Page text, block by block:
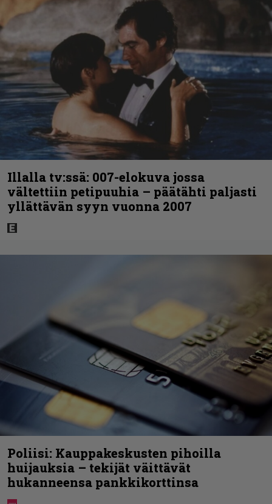
Illalla tv:ssä: 007-elokuva jossa
vältettiin petipuuhia – päätähti paljasti
yllättävän syyn vuonna 2007
Poliisi: Kauppakeskusten pihoilla
huijauksia – tekijät väittävät
hukanneensa pankkikorttinsa